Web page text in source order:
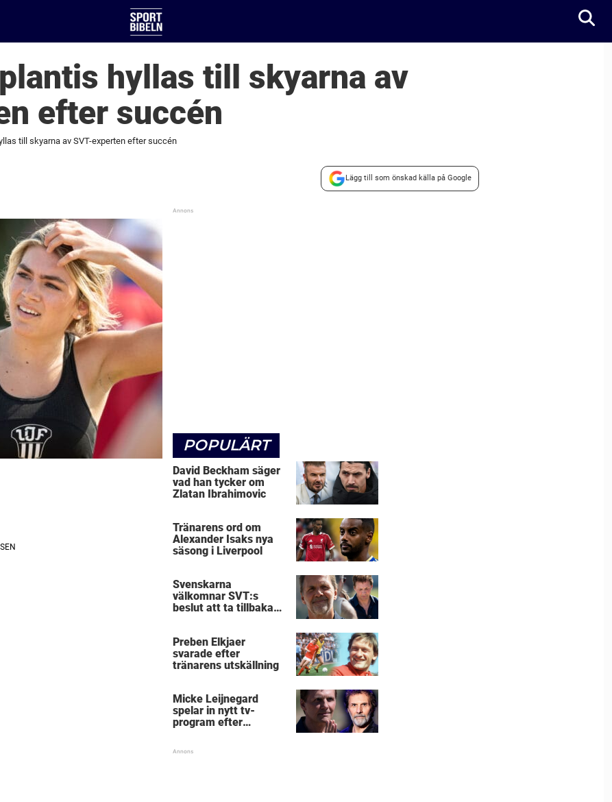
hyllas till skyarna av
efter succén
till skyarna av SVT-experten efter succén
Lägg till som önskad källa på Google
POPULÄRT
David Beckham säger
vad han tycker om
Zlatan Ibrahimovic
Tränarens ord om
Alexander Isaks nya
säsong i Liverpool
Svenskarna
välkomnar SVT:s
beslut att ta tillbaka
Preben Elkjaer
svarade efter
tränarens utskällning
Micke Leijnegard
spelar in nytt tv-
program efter